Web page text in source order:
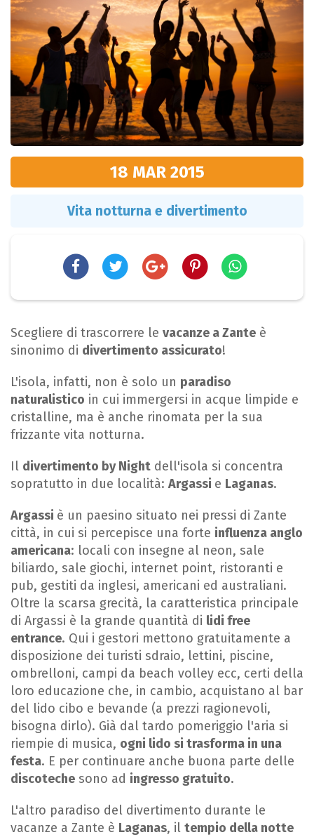
18 MAR 2015
Vita notturna e divertimento
Scegliere di trascorrere le vacanze a Zante è
sinonimo di divertimento assicurato!
L'isola, infatti, non è solo un paradiso
naturalistico in cui immergersi in acque limpide e
cristalline, ma è anche rinomata per la sua
frizzante vita notturna.
Il divertimento by Night dell'isola si concentra
sopratutto in due località: Argassi e Laganas.
Argassi è un paesino situato nei pressi di Zante
città, in cui si percepisce una forte influenza anglo
americana: locali con insegne al neon, sale
biliardo, sale giochi, internet point, ristoranti e
pub, gestiti da inglesi, americani ed australiani.
Oltre la scarsa grecità, la caratteristica principale
di Argassi è la grande quantità di lidi free
entrance. Qui i gestori mettono gratuitamente a
disposizione dei turisti sdraio, lettini, piscine,
ombrelloni, campi da beach volley ecc, certi della
loro educazione che, in cambio, acquistano al bar
del lido cibo e bevande (a prezzi ragionevoli,
bisogna dirlo). Già dal tardo pomeriggio l'aria si
riempie di musica, ogni lido si trasforma in una
festa. E per continuare anche buona parte delle
discoteche sono ad ingresso gratuito.
L'altro paradiso del divertimento durante le
vacanze a Zante è Laganas, il tempio della notte